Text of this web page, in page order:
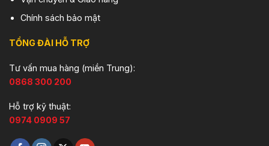
Chính sách bảo mật
TỔNG ĐÀI HỖ TRỢ
Tư vấn mua hàng (miền Trung):
0868 300 200
Hỗ trợ kỹ thuật:
0974 0909 57